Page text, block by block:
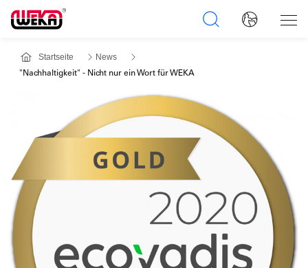
Startseite News
"Nachhaltigkeit" - Nicht nur ein Wort für WEKA